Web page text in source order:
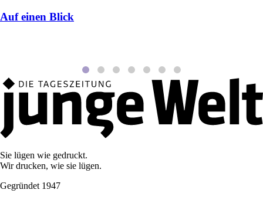
Auf einen Blick
Sie lügen wie gedruckt.
Wir drucken, wie sie lügen.
Gegründet 1947